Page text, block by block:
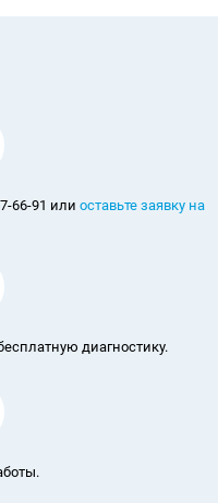
66-91 или оставьте заявку на
диагностику.